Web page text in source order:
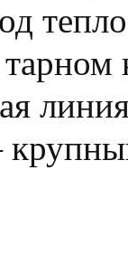
линия